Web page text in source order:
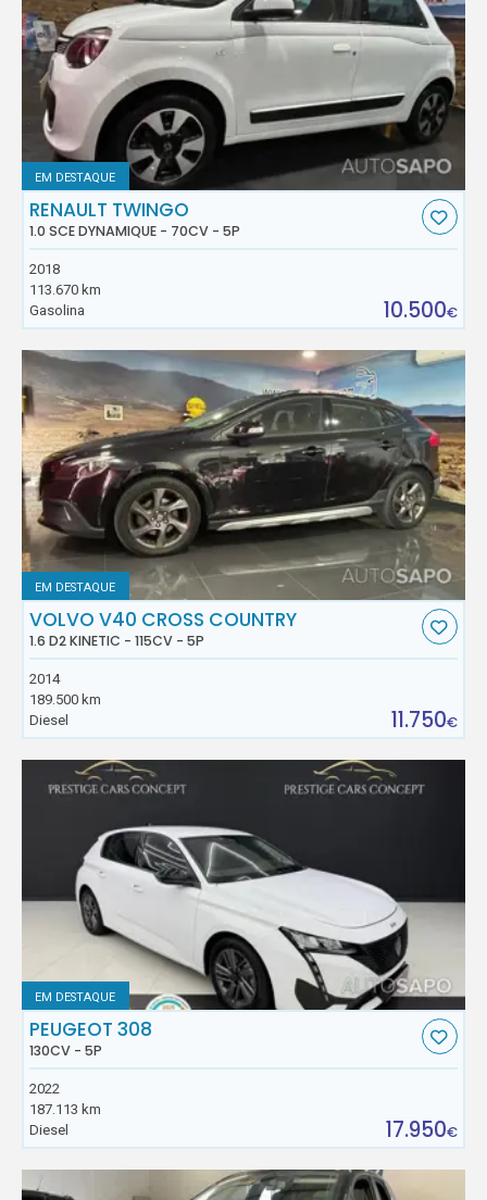
EM DESTAQUE
RENAULT TWINGO
1.0 SCE DYNAMIQUE - 70CV - 5P
2018
113.670 km
Gasolina
10.500€
EM DESTAQUE
VOLVO V40 CROSS COUNTRY
1.6 D2 KINETIC - 115CV - 5P
2014
189.500 km
Diesel
11.750€
EM DESTAQUE
PEUGEOT 308
130CV - 5P
2022
187.113 km
Diesel
17.950€